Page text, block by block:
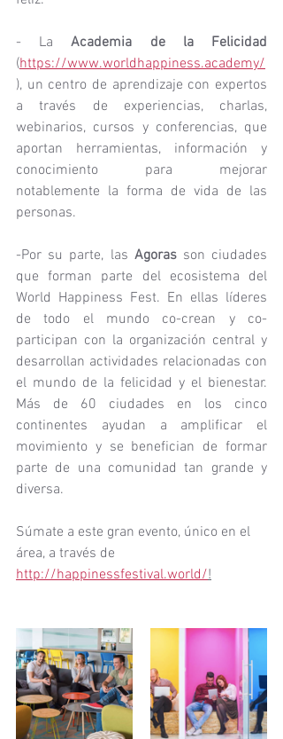
- La Academia de la Felicidad
(https://www.worldhappiness.academy/
), un centro de aprendizaje con expertos
a través de experiencias, charlas,
webinarios, cursos y conferencias, que
aportan herramientas, información y
conocimiento para mejorar
notablemente la forma de vida de las
personas.
-Por su parte, las Agoras son ciudades
que forman parte del ecosistema del
World Happiness Fest. En ellas líderes
de todo el mundo co-crean y co-
participan con la organización central y
desarrollan actividades relacionadas con
el mundo de la felicidad y el bienestar.
Más de 60 ciudades en los cinco
continentes ayudan a amplificar el
movimiento y se benefician de formar
parte de una comunidad tan grande y
diversa.
Súmate a este gran evento, único en el
área, a través de
http://happinessfestival.world/!